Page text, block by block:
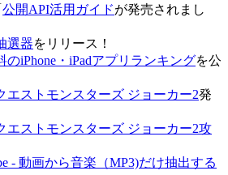
公開API活用ガイドが発売されまし
選器をリリース！
のiPhone・iPadアプリランキングを公
エストモンスターズ ジョーカー2発
エストモンスターズ ジョーカー2攻
- 動画から音楽（MP3)だけ抽出する